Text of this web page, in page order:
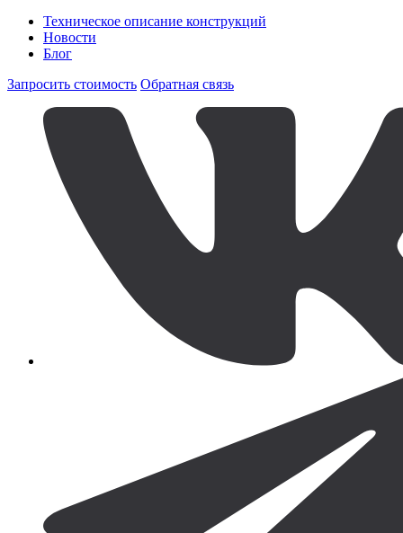
Техническое описание конструкций
Новости
Блог
Запросить стоимость Обратная связь